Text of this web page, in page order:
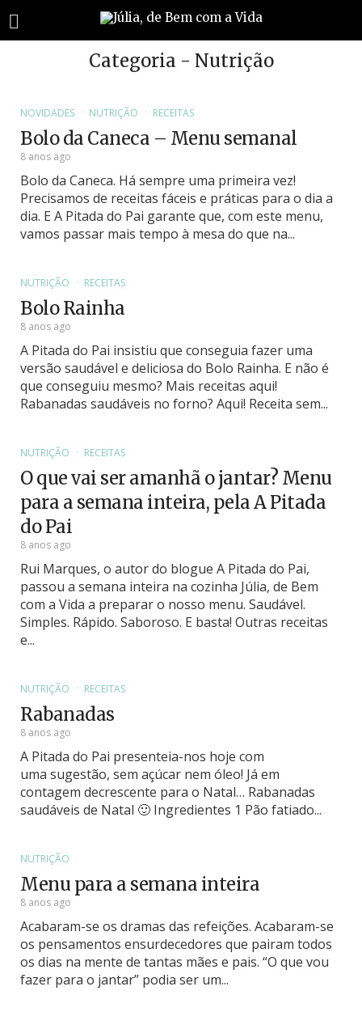
Categoria - Nutrição
NOVIDADES NUTRIÇÃO RECEITAS
Bolo da Caneca – Menu semanal
8 anos ago
Bolo da Caneca. Há sempre uma primeira vez!
Precisamos de receitas fáceis e práticas para o dia a
dia. E A Pitada do Pai garante que, com este menu,
vamos passar mais tempo à mesa do que na...
NUTRIÇÃO RECEITAS
Bolo Rainha
8 anos ago
A Pitada do Pai insistiu que conseguia fazer uma
versão saudável e deliciosa do Bolo Rainha. E não é
que conseguiu mesmo? Mais receitas aqui!
Rabanadas saudáveis no forno? Aqui! Receita sem...
NUTRIÇÃO RECEITAS
O que vai ser amanhã o jantar? Menu
para a semana inteira, pela A Pitada
do Pai
8 anos ago
Rui Marques, o autor do blogue A Pitada do Pai,
passou a semana inteira na cozinha Júlia, de Bem
com a Vida a preparar o nosso menu. Saudável.
Simples. Rápido. Saboroso. E basta! Outras receitas
e...
NUTRIÇÃO RECEITAS
Rabanadas
8 anos ago
A Pitada do Pai presenteia-nos hoje com
uma sugestão, sem açúcar nem óleo! Já em
contagem decrescente para o Natal… Rabanadas
saudáveis de Natal 🙂 Ingredientes 1 Pão fatiado...
NUTRIÇÃO
Menu para a semana inteira
8 anos ago
Acabaram-se os dramas das refeições. Acabaram-se
os pensamentos ensurdecedores que pairam todos
os dias na mente de tantas mães e pais. “O que vou
fazer para o jantar” podia ser um...